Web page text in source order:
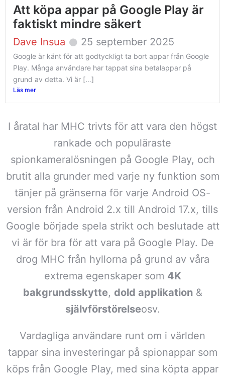
Att köpa appar på Google Play är
faktiskt mindre säkert
Dave Insua 25 september 2025
Google är känt för att godtyckligt ta bort appar från Google
Play. Många användare har tappat sina betalappar på
grund av detta. Vi är […]
Läs mer
I åratal har MHC trivts för att vara den högst
rankade och populäraste
spionkameralösningen på Google Play, och
brutit alla grunder med varje ny funktion som
tänjer på gränserna för varje Android OS-
version från Android 2.x till Android 17.x, tills
Google började spela strikt och beslutade att
vi är för bra för att vara på Google Play. De
drog MHC från hyllorna på grund av våra
extrema egenskaper som 4K
bakgrundsskytte, dold applikation&
självförstörelseosv.
Vardagliga användare runt om i världen
tappar sina investeringar på spionappar som
köps från Google Play, med sina köpta appar